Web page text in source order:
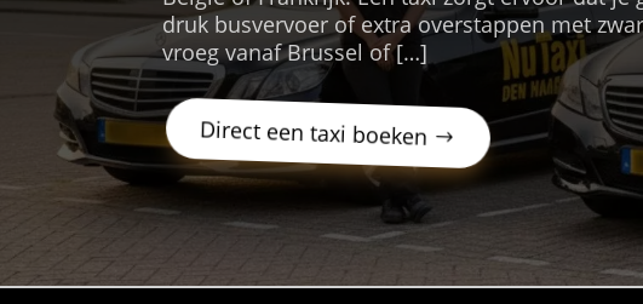
druk busvervoer of extra overstappen met
vroeg vanaf Brussel of […]
Direct een taxi boeken